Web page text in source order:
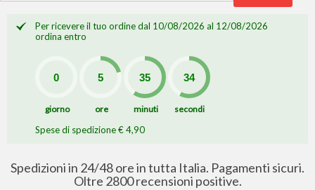
Per ricevere il tuo ordine dal 10/08/2026 al 12/08/2026
ordina entro
giorno ore minuti secondi
Spese di spedizione € 4,90
Spedizioni in 24/48 ore in tutta Italia. Pagamenti sicuri.
Oltre 2800 recensioni positive.